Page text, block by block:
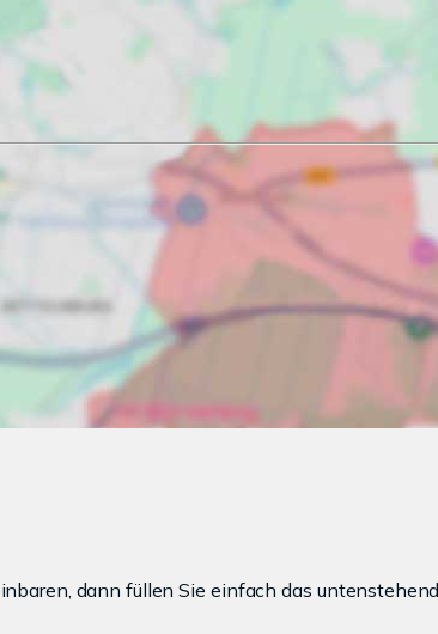
dann füllen Sie einfach das